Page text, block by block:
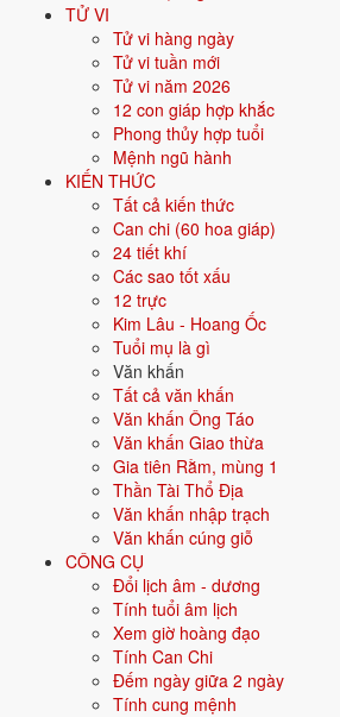
TỬ VI
Tử vi hàng ngày
Tử vi tuần mới
Tử vi năm 2026
12 con giáp hợp khắc
Phong thủy hợp tuổi
Mệnh ngũ hành
KIẾN THỨC
Tất cả kiến thức
Can chi (60 hoa giáp)
24 tiết khí
Các sao tốt xấu
12 trực
Kim Lâu - Hoang Ốc
Tuổi mụ là gì
Văn khấn
Tất cả văn khấn
Văn khấn Ông Táo
Văn khấn Giao thừa
Gia tiên Rằm, mùng 1
Thần Tài Thổ Địa
Văn khấn nhập trạch
Văn khấn cúng giỗ
CÔNG CỤ
Đổi lịch âm - dương
Tính tuổi âm lịch
Xem giờ hoàng đạo
Tính Can Chi
Đếm ngày giữa 2 ngày
Tính cung mệnh
Tân Sửu
Sửu - Con Trâu
Bích Thượng Thổ
Mệnh ngũ hành ⛰️Thổ
Vàng đất
Hướng hợp Trung tâm, Tây
Hành tương sinh
Hành tương khắc
Mộc (Mộc khắc
Thủy)
Tuổi năm 2026 66 tuổi mụ / 65
Ý nghĩa nạp âm Bích Thượng Thổ
Người sinh năm1961mang nạp âm
Đất tò vò . Đây là một trong các nạp âm
vòng 60 hoa giáp.
Tượng trưng cho đất, sự ổn định, vững
thực, kiên định, đáng tin.